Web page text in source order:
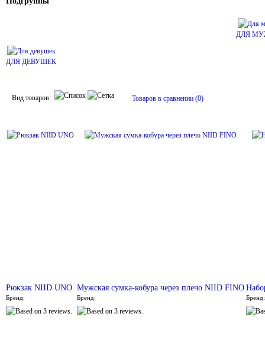
ДЛЯ
ДЛЯ ДЕВУШЕК
Вид товаров: Товаров в сравнении (0)
SALE
Рюкзак NIID UNO
Бренд:
SALE
Мужская сумка-кобура через плечо NIID FINO
Бренд: Бренд: